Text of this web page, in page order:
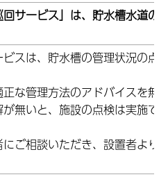
回サービス」は、貯水槽水道
スは、貯水槽の管理状況の点
な管理方法のアドバイスを無
無いと、施設の点検は実施で
ご相談いただき、設置者より